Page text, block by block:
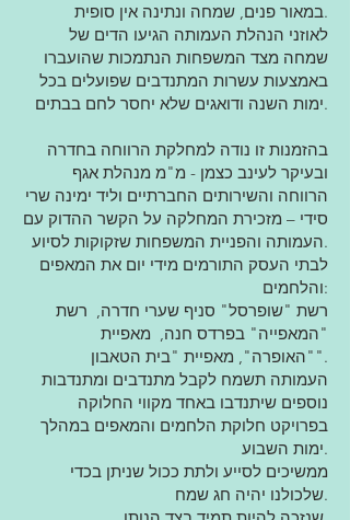
במאור פנים, שמחה ונתינה אין סופית.
לאוזני הנהלת העמותה הגיעו הדים של
שמחה מצד המשפחות הנתמכות שהועברו
באמצעות עשרות המתנדבים שפועלים בכל
ימות השנה ודואגים שלא יחסר לחם בבתים.
בהזמנות זו נודה למחלקת הרווחה בחדרה
ובעיקר לעינב כצמן - מ"מ מנהלת אגף
הרווחה והשירותים החברתיים וליד ימינה שרי
סידי – מזכירת המחלקה על הקשר ההדוק עם
העמותה והפניית המשפחות שזקוקות לסיוע.
לבתי העסק התורמים מידי יום את המאפים
והלחמים:
רשת "שופרסל" סניף שערי חדרה, רשת
"המאפייה" בפרדס חנה, מאפיית
"האופרה", מאפיית "בית הטאבון".
העמותה תשמח לקבל מתנדבים ומתנדבות
נוספים שיתנדבו באחד מקווי החלוקה
בפרויקט חלוקת הלחמים והמאפים במהלך
ימות השבוע.
ממשיכים לסייע ולתת ככול שניתן בכדי
שלכולנו יהיה חג שמח.